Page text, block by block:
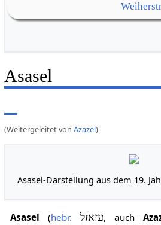
Asasel
(Weitergeleitet von Azazel)
Asasel-Darstellung aus dem 19.
Asasel (hebr. עזאזל, auch